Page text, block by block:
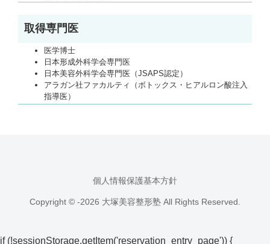
取得専門医
医学博士
日本形成外科学会専門医
日本美容外科学会専門医（JSAPS認定）
アラガン社ファカルティ（ボトックス・ヒアルロン酸注入
指導医）
個人情報保護基本方針
Copyright © -2026 大塚美容整形塾 All Rights Reserved.
if (!sessionStorage.getItem('reservation_entry_page')) {